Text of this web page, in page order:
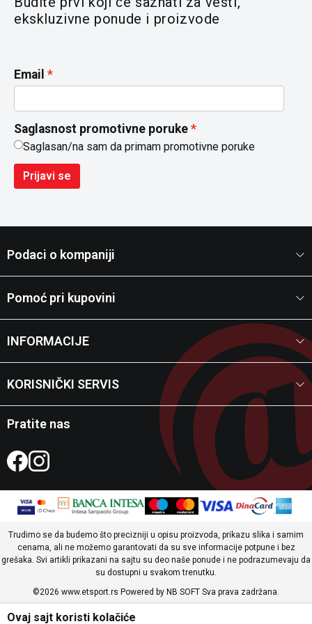
ekskluzivne ponude i proizvode
Email
Saglasnost promotivne poruke
Saglasan/na sam da primam promotivne poruke
Prijavi se
Podaci o kompaniji
Pomoć pri kupovini
INFORMACIJE
KORISNIČKI SERVIS
Pratite nas
Trudimo se da budemo što precizniji u opisu proizvoda, prikazu slika i samim
cenama, ali ne možemo garantovati da su sve informacije potpune i bez
grešaka. Svi artikli prikazani na sajtu su deo naše ponude i ne podrazumevaju da
su dostupni u svakom trenutku.
©2026 www.etsport.rs Powered by NB SOFT Sva prava zadržana.
Ovaj sajt koristi kolačiće